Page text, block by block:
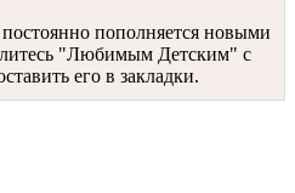
пополняется новыми
"Любимым Детским" с
его в закладки.